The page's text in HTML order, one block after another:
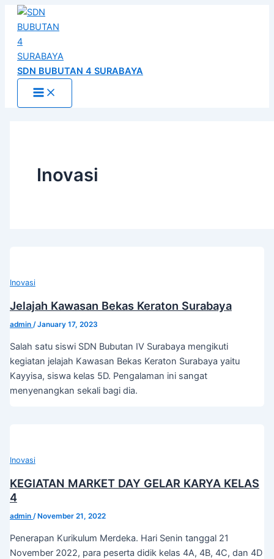
Skip
content
SDN BUBUTAN 4 SURABAYA
Menu
Inovasi
Inovasi
Jelajah Kawasan Bekas Keraton Surabaya
admin /January 17, 2023
Salah satu siswi SDN Bubutan IV Surabaya mengikuti
kegiatan jelajah Kawasan Bekas Keraton Surabaya yaitu
Kayyisa, siswa kelas 5D. Pengalaman ini sangat
menyenangkan sekali bagi dia.
Inovasi
KEGIATAN MARKET DAY GELAR KARYA KELAS
4
admin / November 21, 2022
Penerapan Kurikulum Merdeka. Hari Senin tanggal 21
November 2022, para peserta didik kelas 4A, 4B, 4C, dan 4D
Post
pagination